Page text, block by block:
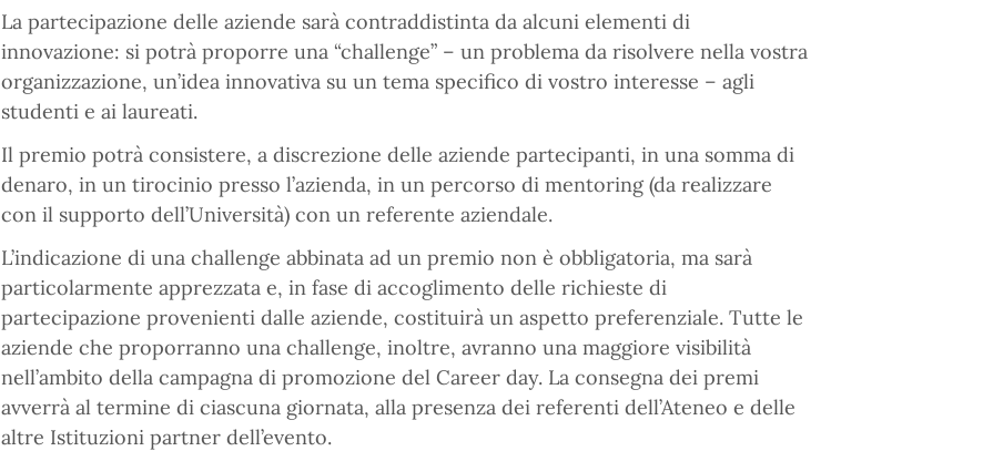
La partecipazione delle aziende sarà contraddistinta da alcuni elementi di
innovazione: si potrà proporre una “challenge” – un problema da risolvere nella vostra
organizzazione, un’idea innovativa su un tema specifico di vostro interesse – agli
studenti e ai laureati.
Il premio potrà consistere, a discrezione delle aziende partecipanti, in una somma di
denaro, in un tirocinio presso l’azienda, in un percorso di mentoring (da realizzare
con il supporto dell’Università) con un referente aziendale.
L’indicazione di una challenge abbinata ad un premio non è obbligatoria, ma sarà
particolarmente apprezzata e, in fase di accoglimento delle richieste di
partecipazione provenienti dalle aziende, costituirà un aspetto preferenziale. Tutte le
aziende che proporranno una challenge, inoltre, avranno una maggiore visibilità
nell’ambito della campagna di promozione del Career day. La consegna dei premi
avverrà al termine di ciascuna giornata, alla presenza dei referenti dell’Ateneo e delle
altre Istituzioni partner dell’evento.